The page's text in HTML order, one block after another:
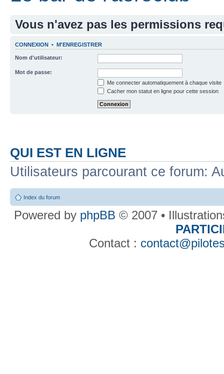
Vous n'avez pas les permissions
CONNEXION • M'ENREGISTRER
Nom d'utilisateur:
Mot de passe:
Me connecter automatiquement à chaque visite
Cacher mon statut en ligne pour cette session
QUI EST EN LIGNE
Utilisateurs parcourant ce forum:
Index du forum
Powered by phpBB © 2007 •
Contact :